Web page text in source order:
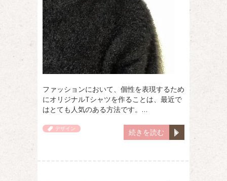
ファッションにおいて、個性を表現するため
にオリジナルTシャツを作ることは、最近で
はとても人気のある方法です。…
続きを読む
デザイン